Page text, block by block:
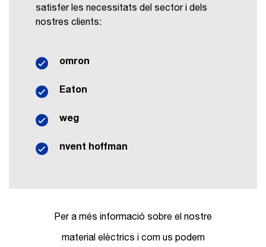
satisfer les necessitats del sector i dels
nostres clients:
omron
Eaton
weg
nvent hoffman
Per a més informació sobre el nostre
material elèctrics i com us podem